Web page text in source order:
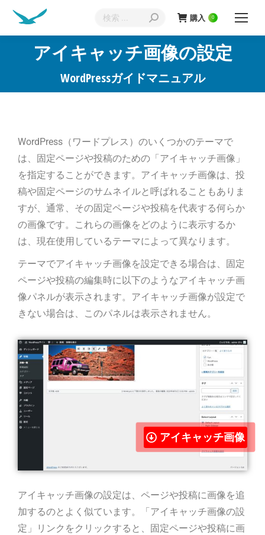
購入 0
アイキャッチ画像の設定
WordPressガイドマニュアル
現在地:
WordPress（ワードプレス）のいくつかのテーマで
は、固定ページや投稿のための「アイキャッチ画像」
を指定することができます。アイキャッチ画像は、投
稿や固定ページのサムネイルと呼ばれることもありま
すが、通常、その固定ページや投稿を代表する何らか
の画像です。これらの画像をどのように表示するか
は、現在使用しているテーマによって異なります。
テーマでアイキャッチ画像を設定できる場合は、固定
ページや投稿の編集時に以下のようなアイキャッチ画
像パネルが表示されます。アイキャッチ画像が設定で
きない場合は、このパネルは表示されません。
アイキャッチ画像
アイキャッチ画像の設定は、ページや投稿に画像を追
加するのとよく似ています。「アイキャッチ画像の設
定」リンクをクリックすると、固定ページや投稿に画